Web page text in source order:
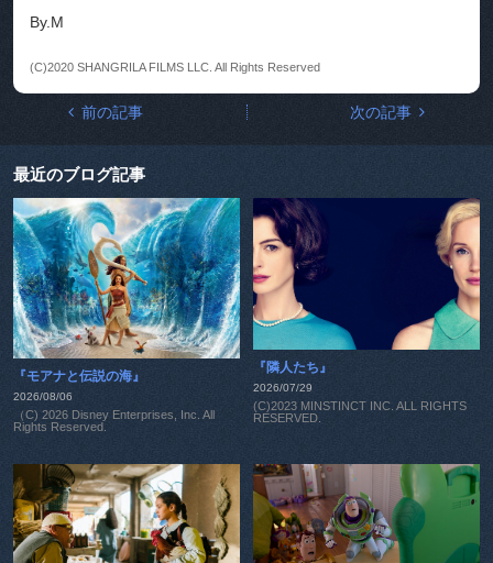
By.M
(C)2020 SHANGRILA FILMS LLC. All Rights Reserved
前の記事 次の記事
最近のブログ記事
『モアナと伝説の海』
2026/08/06
（C) 2026 Disney Enterprises, Inc. All
Rights Reserved.
『隣人たち』
2026/07/29
(C)2023 MINSTINCT INC. ALL RIGHTS
RESERVED.